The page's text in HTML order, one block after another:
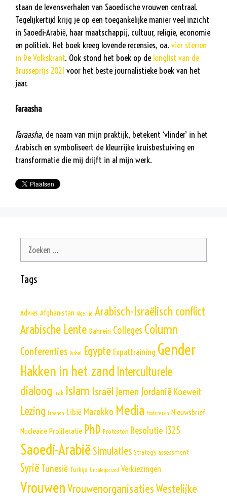
staan de levensverhalen van Saoedische vrouwen centraal.
Tegelijkertijd krijg je op een toegankelijke manier veel inzicht
in Saoedi-Arabië, haar maatschappij, cultuur, religie, economie
en politiek. Het boek kreeg lovende recensies, oa. vier sterren
in De Volkskrant. Ook stond het boek op de longlist van de
Brusseprijs 2021 voor het beste journalistieke boek van het
jaar.
Faraasha
Faraasha, de naam van mijn praktijk, betekent ‘vlinder’ in het
Arabisch en symboliseert de kleurrijke kruisbestuiving en
transformatie die mij drijft in al mijn werk.
naar:
Tags
Advies Afghanistan Algerije Arabisch-Israëlisch conflict
Arabische Lente Bahrein Colleges Column
Conferenties Dubai Egypte Expattraining Gender
Hakken in het zand Interculturele
dialoog Irak Islam Israël Jemen Jordanië Koeweit
Lezing Libanon Libië Marokko Media Modereren Nieuwsbrief
Nucleaire Proliferatie PhD Protesten Resolutie 1325
Saoedi-ArabiëSimulaties Strategy assessment
Syrië Tunesië Turkije Uncategorized Verkiezingen
VrouwenVrouwenorganisatiesWestelijke